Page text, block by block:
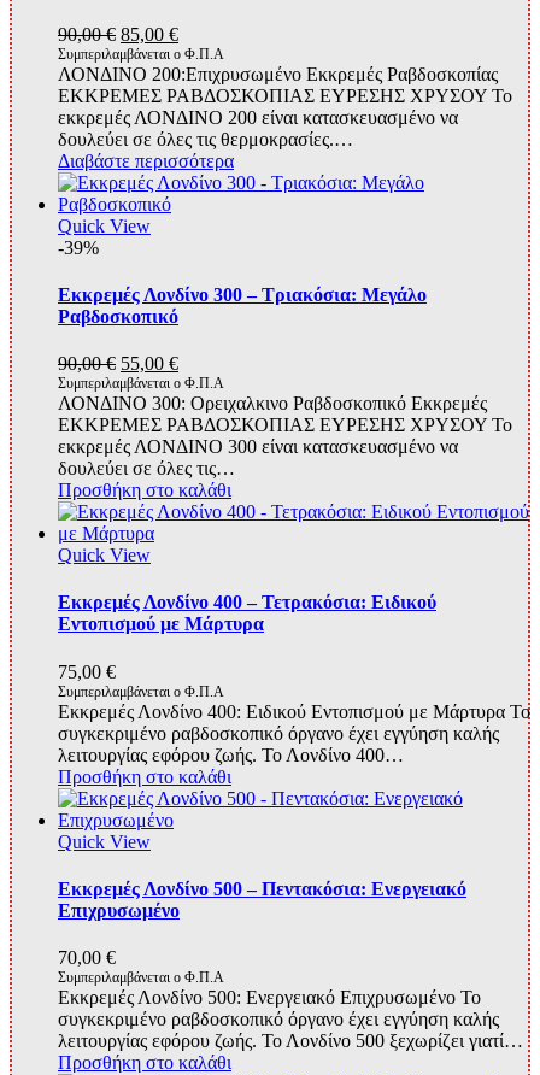
90,00€ Original
price
was:
90,00 €.
85,00 €Η
τρέχουσα
τιμή
είναι:
85,00 €.
Συμπεριλαμβάνεται ο Φ.Π.Α
ΛΟΝΔΙΝΟ 200:Επιχρυσωμένο Εκκρεμές Ραβδοσκοπίας
ΕΚΚΡΕΜΕΣ ΡΑΒΔΟΣΚΟΠΙΑΣ ΕΥΡΕΣΗΣ ΧΡΥΣΟΥ Το
εκκρεμές ΛΟΝΔΙΝΟ 200 είναι κατασκευασμένο να
δουλεύει σε όλες τις θερμοκρασίες.…
Διαβάστε περισσότερα
Quick View
-39%
Εκκρεμές Λονδίνο 300 – Τριακόσια: Μεγάλο
Ραβδοσκοπικό
90,00€ Original
price
was:
90,00 €.
55,00 €Η
τρέχουσα
τιμή
είναι:
55,00 €.
Συμπεριλαμβάνεται ο Φ.Π.Α
ΛΟΝΔΙΝΟ 300: Ορειχαλκινο Ραβδοσκοπικό Εκκρεμές
ΕΚΚΡΕΜΕΣ ΡΑΒΔΟΣΚΟΠΙΑΣ ΕΥΡΕΣΗΣ ΧΡΥΣΟΥ Το
εκκρεμές ΛΟΝΔΙΝΟ 300 είναι κατασκευασμένο να
δουλεύει σε όλες τις…
Προσθήκη στο καλάθι
Quick View
Εκκρεμές Λονδίνο 400 – Τετρακόσια: Ειδικού
Εντοπισμού με Μάρτυρα
75,00 €
Συμπεριλαμβάνεται ο Φ.Π.Α
Εκκρεμές Λονδίνο 400: Ειδικού Εντοπισμού με Μάρτυρα Το
συγκεκριμένο ραβδοσκοπικό όργανο έχει εγγύηση καλής
λειτουργίας εφόρου ζωής. Το Λονδίνο 400…
Προσθήκη στο καλάθι
Quick View
Εκκρεμές Λονδίνο 500 – Πεντακόσια: Ενεργειακό
Επιχρυσωμένο
70,00 €
Συμπεριλαμβάνεται ο Φ.Π.Α
Εκκρεμές Λονδίνο 500: Ενεργειακό Επιχρυσωμένο Το
συγκεκριμένο ραβδοσκοπικό όργανο έχει εγγύηση καλής
λειτουργίας εφόρου ζωής. Το Λονδίνο 500 ξεχωρίζει γιατί…
Προσθήκη στο καλάθι